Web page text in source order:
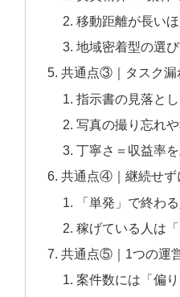
移動距離が長い
地域密着型の選
共通点③｜タスク漏
指示書の見落と
写真の撮り忘れ
丁寧さ＝収益率
共通点④｜継続せず
「単発」で終わ
稼げている人は
共通点⑤｜1つの運
案件数には「偏